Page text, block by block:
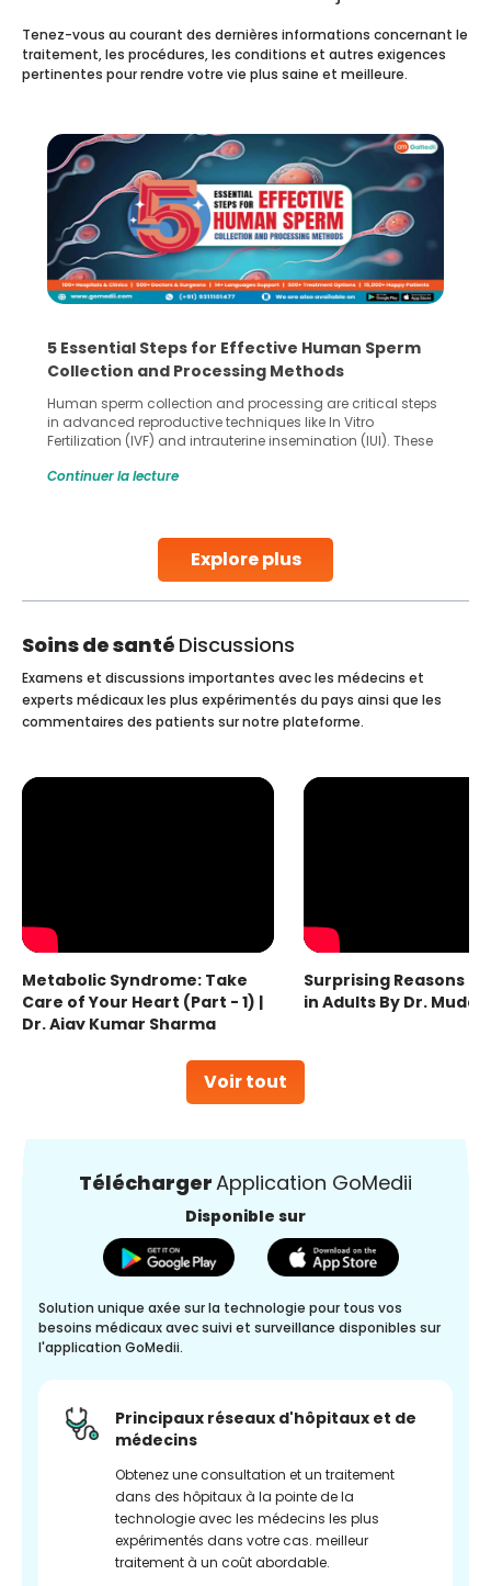
Explore plus
Tenez-vous au courant des dernières informations concernant le
traitement, les procédures, les conditions et autres exigences
pertinentes pour rendre votre vie plus saine et meilleure.
5 Essential Steps for Effective Human Sperm
Collection and Processing Methods
Human sperm collection and processing are critical steps
in advanced reproductive techniques like In Vitro
Fertilization (IVF) and intrauterine insemination (IUI). These
challenges and help couples achieve their dream of
collected, they process the
Continuer la lecture
Soins de santé Discussions
Voir tout
Examens et discussions importantes avec les médecins et
experts médicaux les plus expérimentés du pays ainsi que les
commentaires des patients sur notre plateforme.
Metabolic Syndrome: Take
Care of Your Heart (Part - 1) |
Dr. Ajay Kumar Sharma
Surprising Reasons
in Adults By Dr.
TéléchargerApplication GoMedii
Disponible sur
Solution unique axée sur la technologie pour tous vos
besoins médicaux avec suivi et surveillance disponibles sur
l'application GoMedii.
Principaux réseaux d'hôpitaux et de
médecins
Obtenez une consultation et un traitement
dans des hôpitaux à la pointe de la
technologie avec les médecins les plus
expérimentés dans votre cas. meilleur
traitement à un coût abordable.